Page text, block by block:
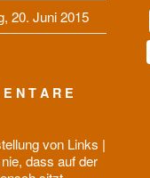
20. Juni 2015
von Links |
dass auf der